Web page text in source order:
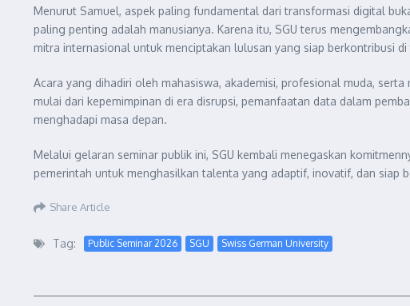
Menurut Samuel, aspek paling fundamental dari transformasi digital
paling penting adalah manusianya. Karena itu, SGU terus
mitra internasional untuk menciptakan lulusan yang siap berkontribusi
Acara yang dihadiri oleh mahasiswa, akademisi, profesional muda,
mulai dari kepemimpinan di era disrupsi, pemanfaatan data dalam
menghadapi masa depan.
Melalui gelaran seminar publik ini, SGU kembali menegaskan
pemerintah untuk menghasilkan talenta yang adaptif, inovatif, dan siap
Share Article
Tag: Public Seminar 2026 SGU Swiss German University